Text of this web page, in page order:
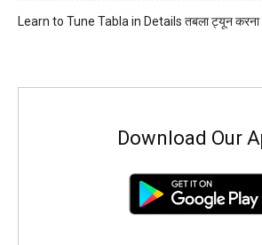
Learn to Tune Tabla in Details तबला ट्यून
Download Our